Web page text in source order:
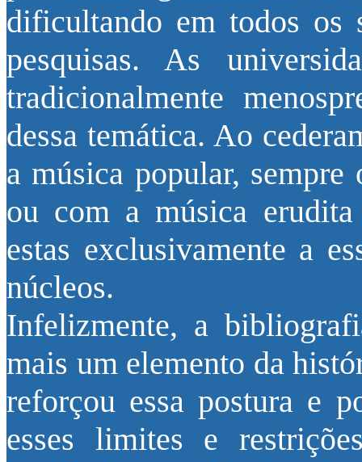
dificultando em todos os
pesquisas. As
tradicionalmente
dessa temática. Ao
a música popular,
ou com a música
estas exclusivamente a
núcleos.
Infelizmente, a
mais um elemento da
reforçou essa postura e
esses limites e